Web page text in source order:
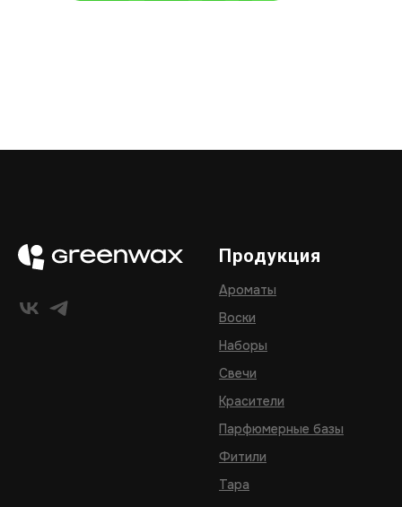
Продукция
Ароматы
Воски
Наборы
Свечи
Красители
Парфюмерные базы
Фитили
Тара